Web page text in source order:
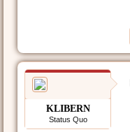
KLIBERN
Status Quo